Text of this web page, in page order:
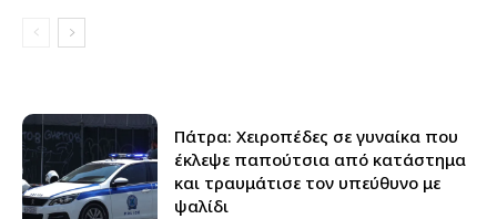
Πάτρα: Xειροπέδες σε γυναίκα που
έκλεψε παπούτσια από κατάστημα
και τραυμάτισε τον υπεύθυνο με
ψαλίδι